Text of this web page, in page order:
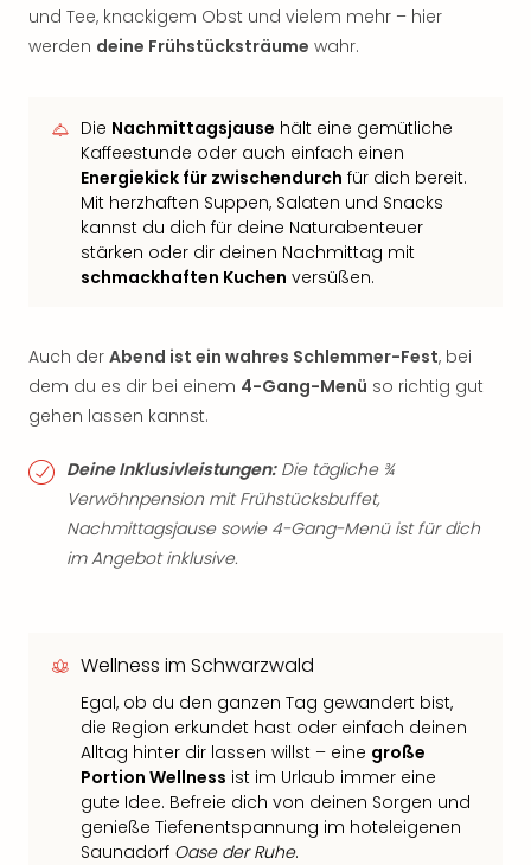
und Tee, knackigem Obst und vielem mehr – hier
werden deine Frühstücksträume wahr.
Die Nachmittagsjause hält eine gemütliche
Kaffeestunde oder auch einfach einen
Energiekick für zwischendurch für dich bereit.
Mit herzhaften Suppen, Salaten und Snacks
kannst du dich für deine Naturabenteuer
stärken oder dir deinen Nachmittag mit
schmackhaften Kuchen versüßen.
Auch der Abend ist ein wahres Schlemmer-Fest, bei
dem du es dir bei einem 4-Gang-Menü so richtig gut
gehen lassen kannst.
Deine Inklusivleistungen:Die tägliche ¾
Verwöhnpension mit Frühstücksbuffet,
Nachmittagsjause sowie 4-Gang-Menü ist für dich
im Angebot inklusive.
Wellness im Schwarzwald
Egal, ob du den ganzen Tag gewandert bist,
die Region erkundet hast oder einfach deinen
Alltag hinter dir lassen willst – eine große
Portion Wellness ist im Urlaub immer eine
gute Idee. Befreie dich von deinen Sorgen und
genieße Tiefenentspannung im hoteleigenen
Saunadorf Oase der Ruhe.